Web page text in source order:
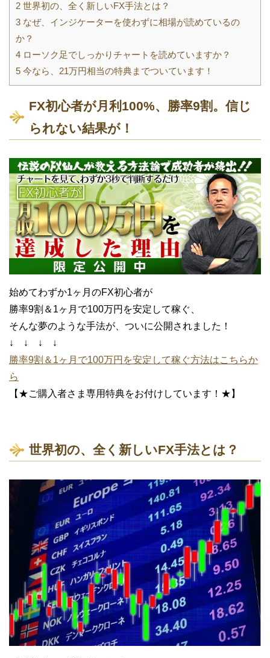
2 世界初の、全く新しいFX手法とは？
3 なぜ、インジケーターを使わずに相場が読めているの
か？
4 ローソク足でしっかりチャートを読めていますか？
5 今なら、21万円相当の特典までついています！
FX初心者が月利100%、勝率9割。信じ
られない結果が！
始めてわずか1ヶ月のFX初心者が
勝率9割＆1ヶ月で100万円を安定して稼ぐ、
そんな夢のような手法が、ついに公開されました！
↓ ↓ ↓ ↓
勝率9割＆1ヶ月で100万円を安定して稼ぐ方法はこちらか
ら
【★ご購入者さま専用特典をお付けしています！★】
世界初の、全く新しいFX手法とは？